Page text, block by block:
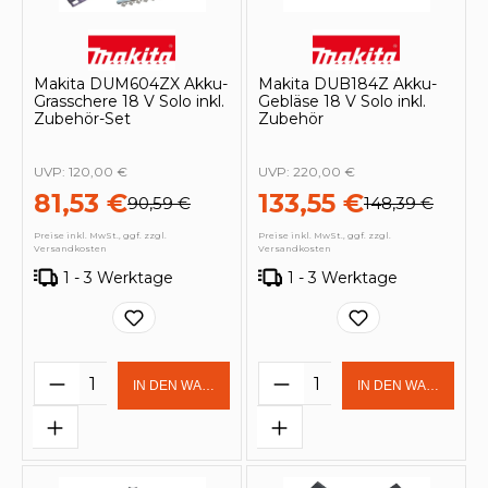
Makita DUM604ZX Akku-
Grasschere 18 V Solo inkl.
Zubehör-Set
81,53 €90,59 €
UVP: 120,00 €
Preise inkl. MwSt., ggf. zzgl.
Versandkosten
1 - 3 Werktage
Produkt Anzahl: Gib den
IN DEN WARENKORB
Makita DUB184Z Akku-
Gebläse 18 V Solo inkl.
Zubehör
133,55 €148,39 €
UVP: 220,00 €
Preise inkl. MwSt., ggf. zzgl.
Versandkosten
1 - 3 Werktage
Produkt Anzahl:
IN DEN